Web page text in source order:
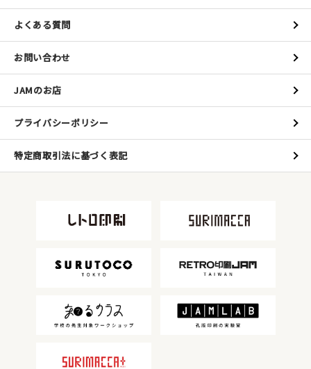
よくある質問
お問い合わせ
JAMのお店
プライバシーポリシー
特定商取引法に基づく表記